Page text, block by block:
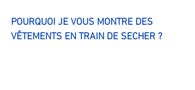
POURQUOI JE VOUS MONTRE DES
VÊTEMENTS EN TRAIN DE SECHER ?